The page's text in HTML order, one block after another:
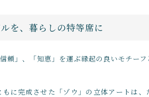
を、暮らしの特等席に
頼」、「知恵」を運ぶ縁起の良いモチー
に完成させた「ゾウ」の立体アートは、